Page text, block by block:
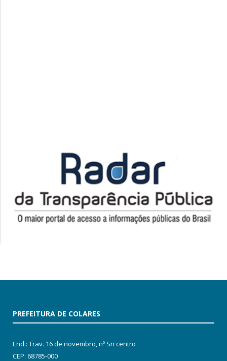
PREFEITURA DE COLARES
End.: Trav. 16 de novembro, nº Sn centro
CEP: 68785-000